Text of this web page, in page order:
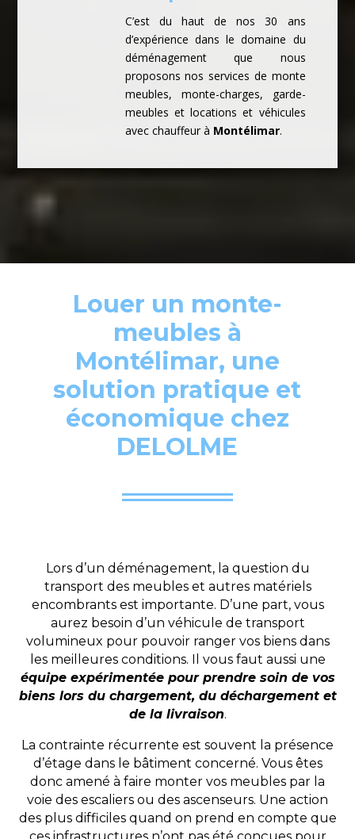
C’est du haut de nos 30 ans
d’expérience dans le domaine du
déménagement que nous
proposons nos services de monte
meubles, monte-charges, garde-
meubles et locations et véhicules
avec chauffeur à Montélimar.
Louer un monte-
meubles à
Montélimar, une
solution pratique et
économique chez
DELOLME
Lors d’un déménagement, la question du
transport des meubles et autres matériels
encombrants est importante. D’une part, vous
aurez besoin d’un véhicule de transport
volumineux pour pouvoir ranger vos biens dans
les meilleures conditions. Il vous faut aussi une
équipe expérimentée pour prendre soin de vos
biens lors du chargement, du déchargement et
de la livraison.
La contrainte récurrente est souvent la présence
d’étage dans le bâtiment concerné. Vous êtes
donc amené à faire monter vos meubles par la
voie des escaliers ou des ascenseurs. Une action
des plus difficiles quand on prend en compte que